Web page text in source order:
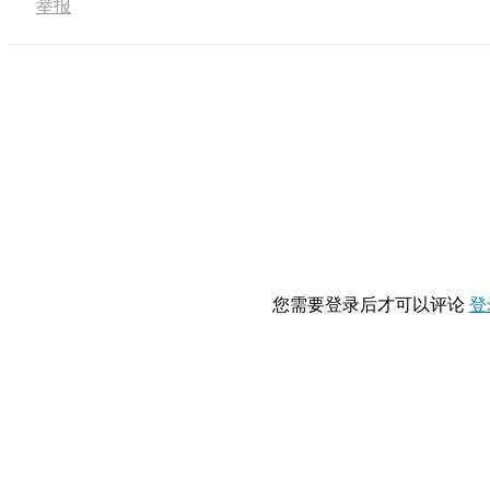
举报
您需要登录后才可以评论 登